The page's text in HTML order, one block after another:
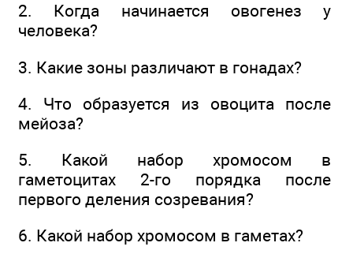
2. Когда начинается овогенез у
человека?
3. Какие зоны различают в гонадах?
4. Что образуется из овоцита после
мейоза?
5. Какой набор хромосом в
гаметоцитах 2-го порядка после
первого деления созревания?
6. Какой набор хромосом в гаметах?